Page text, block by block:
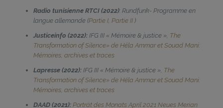
Radio tunisienne RTCI (2022): Rundfunk- Programme en
langue allemande (Partie I, Partie II)
Justiceinfo (2022): IFG III « Mémoire & justice », The
Transformation of Silence» de Héla Ammar et Souad Mani:
Mémoires, archives et traces
Lapresse (2022): IFG III « Mémoire & justice », The
Transformation of Silence» de Héla Ammar et Souad Mani:
Mémoires, archives et traces
DAAD (2021): Porträt des Monats April 2021 Neues Merian